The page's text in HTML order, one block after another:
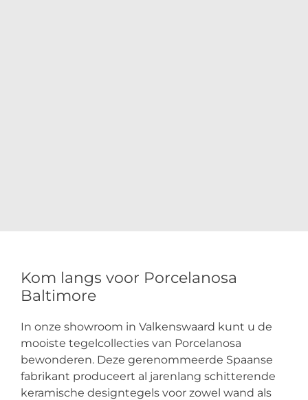
Kom langs voor Porcelanosa
Baltimore
In onze showroom in Valkenswaard kunt u de
mooiste tegelcollecties van Porcelanosa
bewonderen. Deze gerenommeerde Spaanse
fabrikant produceert al jarenlang schitterende
keramische designtegels voor zowel wand als